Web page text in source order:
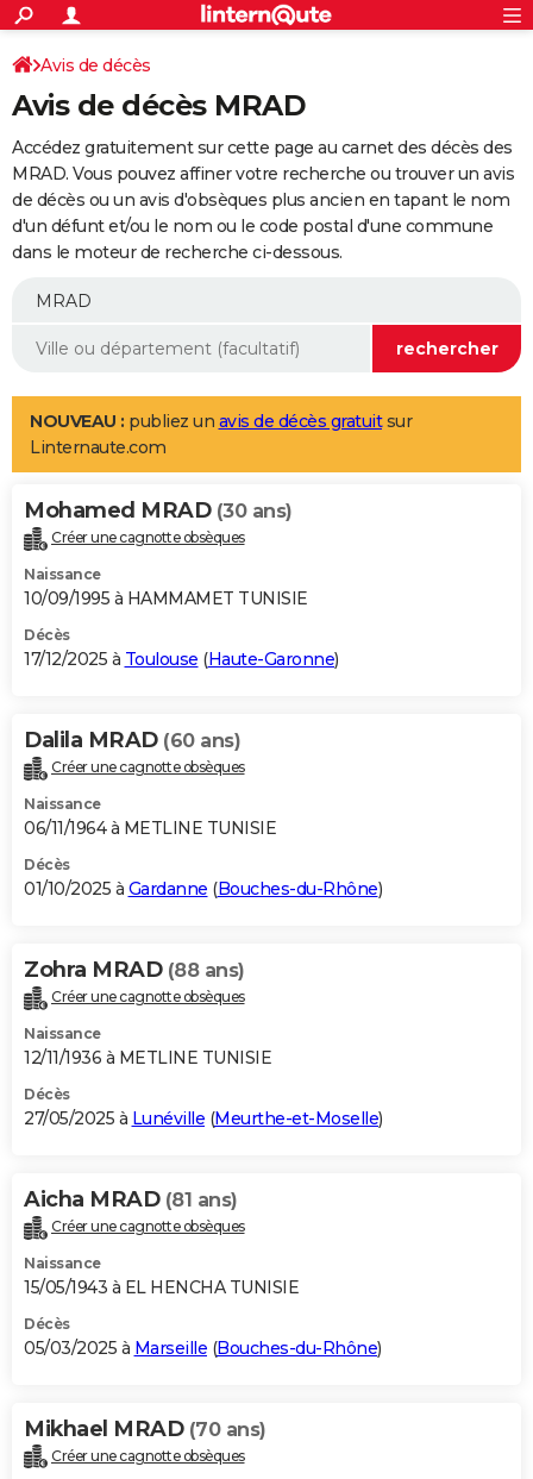
ACTUALITÉS
Politique
Société
Faits Divers
Education
Monde
Villes
+
SPORT
Coupe du monde 2026
Football
Tennis
Cyclisme
Rugby
Forum
Programme TV
TNT
Streaming
Cinéma
Sorties cinéma
Musique
+
FINANCE
Retraite
Impôts
Epargne
Immobilier
Risques naturels par ville
Banque
Assurance
Crédit
AUTO
Essais
Réserver un essai
Citadines
Berlines
SUV
Forum auto
+
Mobiles
Meilleur smartphone
Internet
Ordinateurs
Jeux vidéo
Guide high-tech
Aménagement intérieur
LIFESTYLE
Art de vivre
Bien-être
Loisirs
Mode
Modes de vie
Alimentation
Guide de la santé
Maladies
Médicaments
Sommeil
VOYAGE
Destinations
City break
Voyage nature
Voyage de noces
Forum
Climat
+PHOTO
GUIDES D'ACHAT
BONS PLANS
Carte de Noël
Carte Bonne année
Carte Saint-Valentin
Carte Pâques
Carte d'anniversaire
DICTIONNAIRE
Dictionnaire
Biographies
Citations
Expressions
Proverbes
PROGRAMME TV
S'inscrire
Se connecter
Lycées
Collèges
Primaires
Universités
Entreprises
Service militaire
Avis de recherche
AVIS DE DÉCÈS
Bricolage
Lifestyle
Culture
Sport
Auto
Television
Voyage
Cinema
Avis de décès
Avis de décès MRAD
Accédez gratuitement sur cette page au carnet des décès des
MRAD. Vous pouvez affiner votre recherche ou trouver un avis
de décès ou un avis d'obsèques plus ancien en tapant le nom
d'un défunt et/ou le nom ou le code postal d'une commune
dans le moteur de recherche ci-dessous.
NOUVEAU : publiez un avis de décès gratuitsur
Linternaute.com
Mohamed MRAD (30 ans)
Créer une cagnotte obsèques
Naissance
10/09/1995 à HAMMAMET TUNISIE
Décès
17/12/2025 à Toulouse (Haute-Garonne)
Dalila MRAD (60 ans)
Créer une cagnotte obsèques
Naissance
06/11/1964 à METLINE TUNISIE
Décès
01/10/2025 à Gardanne (Bouches-du-Rhône)
Zohra MRAD (88 ans)
Créer une cagnotte obsèques
Naissance
12/11/1936 à METLINE TUNISIE
Décès
27/05/2025 à Lunéville (Meurthe-et-Moselle)
Aicha MRAD (81 ans)
Créer une cagnotte obsèques
Naissance
15/05/1943 à EL HENCHA TUNISIE
Décès
05/03/2025 à Marseille (Bouches-du-Rhône)
Mikhael MRAD (70 ans)
Créer une cagnotte obsèques